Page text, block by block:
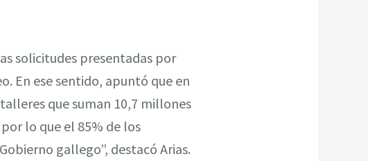
solicitudes presentadas por
En ese sentido, apuntó que en
que suman 10,7 millones
lo que el 85% de los
gallego”, destacó Arias.